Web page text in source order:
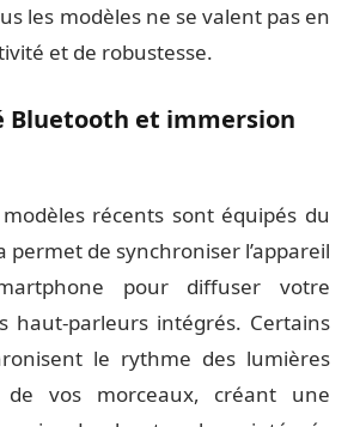
les modèles ne se valent pas en
et de robustesse.
Bluetooth et immersion
récents sont équipés du
permet de synchroniser l’appareil
pour diffuser votre
haut-parleurs intégrés. Certains
le rythme des lumières
vos morceaux, créant une